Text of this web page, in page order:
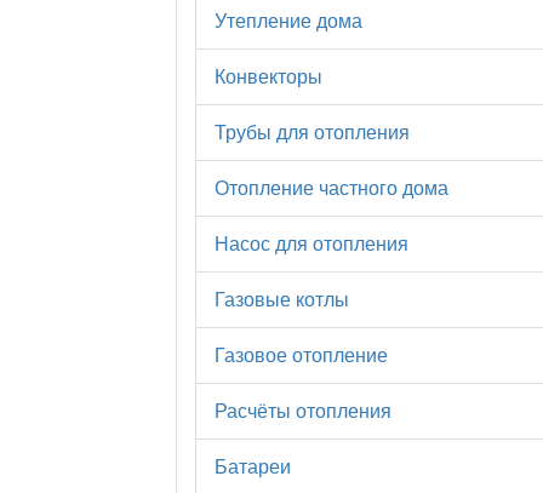
Утепление дома
Конвекторы
Трубы для отопления
Отопление частного дома
Насос для отопления
Газовые котлы
Газовое отопление
Расчёты отопления
Батареи